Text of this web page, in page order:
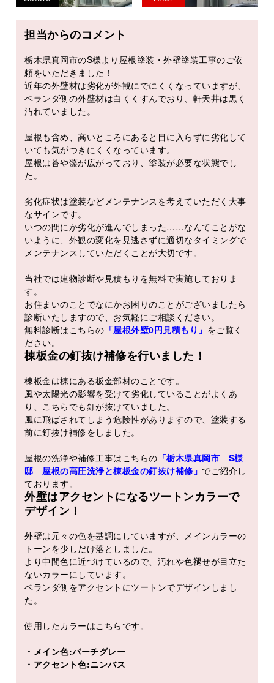
担当からのコメント
栃木県真岡市のS様より屋根塗装・外壁塗装工事のご依
頼をいただきました！
近年の外壁材は劣化が外観にでにくくなっていますが、
ベランダ側の外壁材は白くくすんでおり、軒天井は黒く
汚れていました。
屋根も含め、高いところにあると目に入らずに劣化して
いても気がつきにくくなっています。
屋根は苔や藻が広がっており、塗装が必要な状態でし
た。
劣化症状は塗装などメンテナンスを考えていただく大事
なサインです。
いつの間にか劣化が進んでしまった……なんてことがな
いように、外観の変化を見逃さずに適切なタイミングで
メンテナンスしていただくことが大切です。
当社では建物診断や見積もりを無料で実施しておりま
す。
お住まいのことでなにかお困りのことがございましたら
診断いたしますので、お気軽にご相談ください。
無料診断はこちらの 「屋根外壁0円見積もり」 をご覧く
ださい。
棟板金の釘抜け補修を行いました！
棟板金は棟にある板金部材のことです。
風や太陽光の影響を受けて劣化していることがよくあ
り、こちらでも釘が抜けていました。
風に飛ばされてしまう危険性がありますので、塗装する
前に釘抜け補修をしました。
屋根の洗浄や補修工事はこちらの 「栃木県真岡市 S様
邸 屋根の高圧洗浄と棟板金の釘抜け補修」 でご紹介し
ております。
外壁はアクセントになるツートンカラーで
デザイン！
外壁は元々の色を基調にしていますが、メインカラーの
トーンを少しだけ落としました。
より中間色に近づけているので、汚れや色褪せが目立た
ないカラーにしています。
ベランダ側をアクセントにツートンでデザインしまし
た。
使用したカラーはこちらです。
・メイン色:バーチグレー
・アクセント色:ニンバス